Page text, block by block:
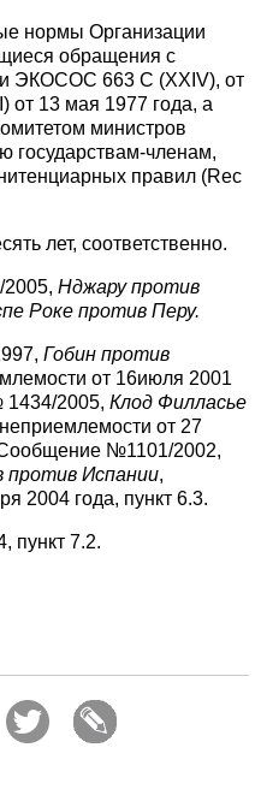
нормы Организации
обращения с
ЭКОСОС 663 С (XXIV), от
от 13 мая 1977 года, а
министров
государствам-членам,
правил (Rec
лет, соответственно.
Нджару против
Роке против Перу.
Гобин против
от 16июля 2001
1434/2005, Клод Филласье
от 27
Сообщение №1101/2002,
против Испании,
2004 года, пункт 6.3.
пункт 7.2.